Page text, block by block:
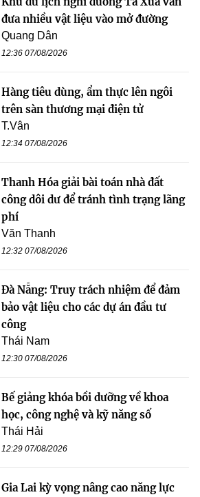
đưa nhiều vật liệu vào mở đường
Quang Dân
12:36 07/08/2026
Hàng tiêu dùng, ẩm thực lên ngôi
trên sàn thương mại điện tử
T.Vân
12:34 07/08/2026
Thanh Hóa giải bài toán nhà đất
công dôi dư để tránh tình trạng lãng
phí
Văn Thanh
12:32 07/08/2026
Đà Nẵng: Truy trách nhiệm để đảm
bảo vật liệu cho các dự án đầu tư
công
Thái Nam
12:30 07/08/2026
Bế giảng khóa bồi dưỡng về khoa
học, công nghệ và kỹ năng số
Thái Hải
12:29 07/08/2026
Gia Lai kỳ vọng nâng cao năng lực